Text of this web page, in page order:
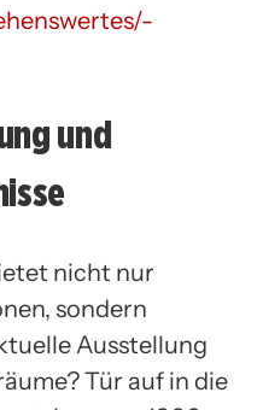
und
nicht nur
sondern
Ausstellung
Tür auf in die